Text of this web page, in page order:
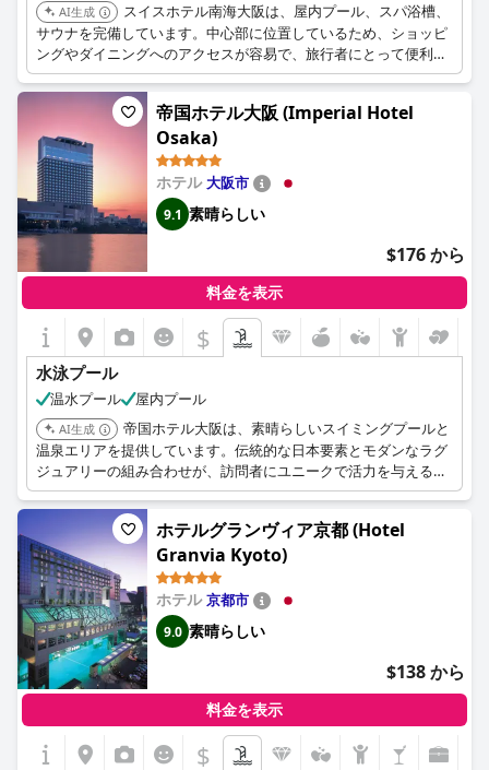
AI生成
スイスホテル南海大阪は、屋内プール、スパ浴槽、
サウナを完備しています。中心部に位置しているため、ショッピ
ングやダイニングへのアクセスが容易で、旅行者にとって便利で
豪華な選択肢となっています。
帝国ホテル大阪 (Imperial Hotel
Osaka)
ホテル大阪市
9.1 素晴らしい
$176 から
料金を表示
$
水泳プール
温水プール 屋内プール
AI生成
帝国ホテル大阪は、素晴らしいスイミングプールと
温泉エリアを提供しています。伝統的な日本要素とモダンなラグ
ジュアリーの組み合わせが、訪問者にユニークで活力を与える体
験を創造します。
ホテルグランヴィア京都 (Hotel
Granvia Kyoto)
ホテル京都市
9.0 素晴らしい
$138 から
料金を表示
$